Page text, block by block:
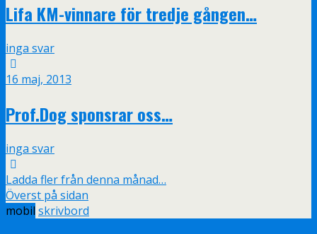
Lifa KM-vinnare för tredje gången…
inga svar
16 maj, 2013
Prof.Dog sponsrar oss…
inga svar
Ladda fler från denna månad…
Överst på sidan
mobil skrivbord